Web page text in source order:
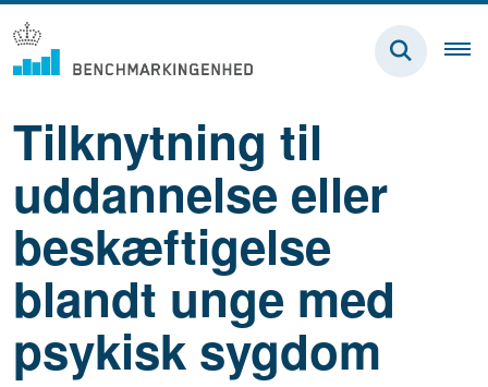
Tilknytning til
uddannelse eller
beskæftigelse
blandt unge med
psykisk sygdom